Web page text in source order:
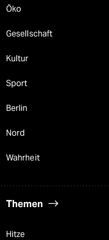
Öko
Gesellschaft
Kultur
Sport
Berlin
Nord
Wahrheit
Themen
Hitze